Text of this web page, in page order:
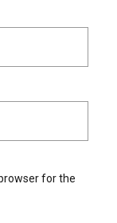
for the